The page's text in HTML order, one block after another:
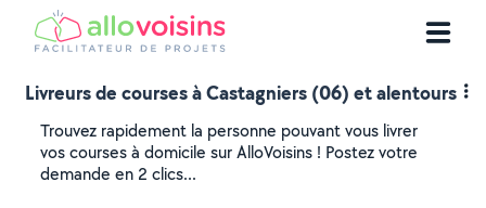
Livreurs de courses à Castagniers (06) et alentours
Trouvez rapidement la personne pouvant vous livrer
vos courses à domicile sur AlloVoisins ! Postez votre
demande en 2 clics...